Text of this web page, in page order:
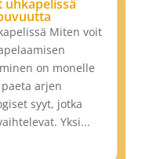
uhkapelissä
Miten voit
on monelle
arjen
syyt, jotka
Yksi...